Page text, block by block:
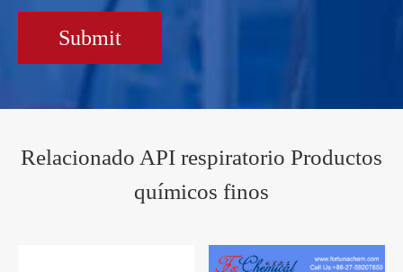
Submit
Relacionado API respiratorio Productos
químicos finos